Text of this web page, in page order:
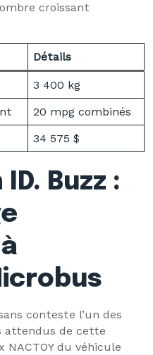
croissant
Détails
3 400 kg
20 mpg combinés
34 575 $
Buzz :
conteste l’un des
attendus de cette
du véhicule